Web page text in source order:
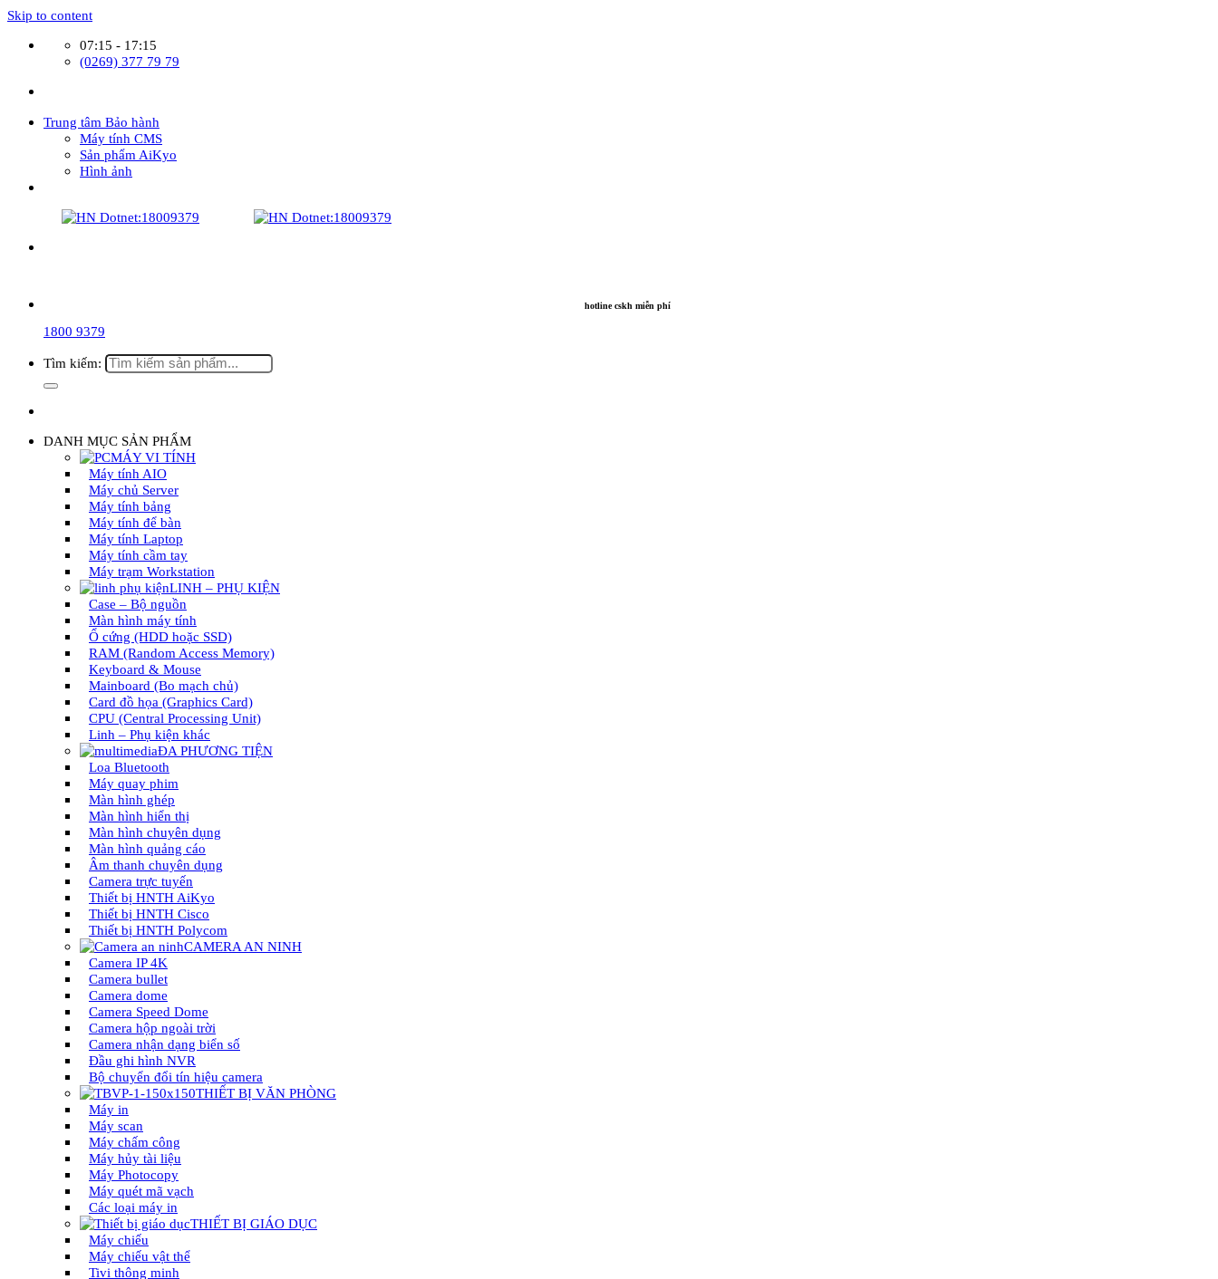
Skip to content
07:15 - 17:15
(0269) 377 79 79
Trung tâm Bảo hành
Máy tính CMS
Sản phẩm AiKyo
Hình ảnh
hotline cskh miễn phí
1800 9379
Tìm kiếm:
DANH MỤC SẢN PHẨM
MÁY VI TÍNH
Máy tính AIO
Máy chủ Server
Máy tính bảng
Máy tính để bàn
Máy tính Laptop
Máy tính cầm tay
Máy trạm Workstation
LINH – PHỤ KIỆN
Case – Bộ nguồn
Màn hình máy tính
Ổ cứng (HDD hoặc SSD)
RAM (Random Access Memory)
Keyboard & Mouse
Mainboard (Bo mạch chủ)
Card đồ họa (Graphics Card)
CPU (Central Processing Unit)
Linh – Phụ kiện khác
ĐA PHƯƠNG TIỆN
Loa Bluetooth
Máy quay phim
Màn hình ghép
Màn hình hiển thị
Màn hình chuyên dụng
Màn hình quảng cáo
Âm thanh chuyên dụng
Camera trực tuyến
Thiết bị HNTH AiKyo
Thiết bị HNTH Cisco
Thiết bị HNTH Polycom
CAMERA AN NINH
Camera IP 4K
Camera bullet
Camera dome
Camera Speed Dome
Camera hộp ngoài trời
Camera nhận dạng biển số
Đầu ghi hình NVR
Bộ chuyển đổi tín hiệu camera
THIẾT BỊ VĂN PHÒNG
Máy in
Máy scan
Máy chấm công
Máy hủy tài liệu
Máy Photocopy
Máy quét mã vạch
Các loại máy in
THIẾT BỊ GIÁO DỤC
Máy chiếu
Máy chiếu vật thể
Tivi thông minh